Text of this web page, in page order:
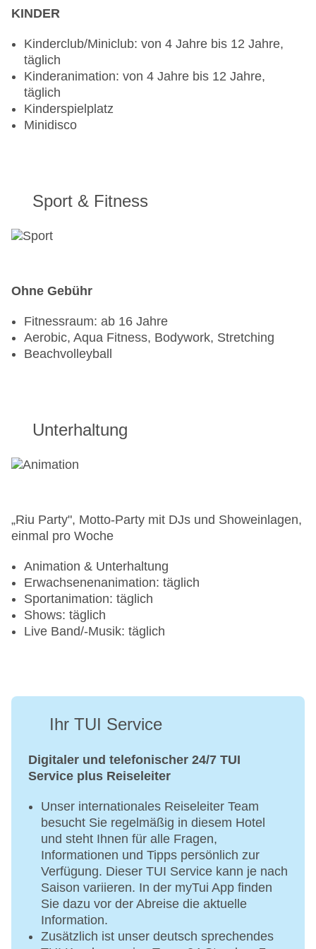
KINDER
Kinderclub/Miniclub: von 4 Jahre bis 12 Jahre,
täglich
Kinderanimation: von 4 Jahre bis 12 Jahre,
täglich
Kinderspielplatz
Minidisco
Sport & Fitness
Ohne Gebühr
Fitnessraum: ab 16 Jahre
Aerobic, Aqua Fitness, Bodywork, Stretching
Beachvolleyball
Unterhaltung
„Riu Party", Motto-Party mit DJs und Showeinlagen,
einmal pro Woche
Animation & Unterhaltung
Erwachsenenanimation: täglich
Sportanimation: täglich
Shows: täglich
Live Band/-Musik: täglich
Ihr TUI Service
Digitaler und telefonischer 24/7 TUI
Service plus Reiseleiter
Unser internationales Reiseleiter Team
besucht Sie regelmäßig in diesem Hotel
und steht Ihnen für alle Fragen,
Informationen und Tipps persönlich zur
Verfügung. Dieser TUI Service kann je nach
Saison variieren. In der myTui App finden
Sie dazu vor der Abreise die aktuelle
Information.
Zusätzlich ist unser deutsch sprechendes